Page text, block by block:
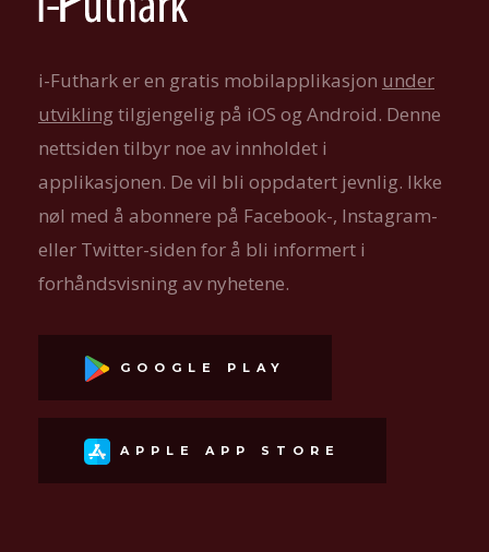
i-Futhark er en gratis mobilapplikasjon under
utviklingtilgjengelig på iOS og Android. Denne
nettsiden tilbyr noe av innholdet i
applikasjonen. De vil bli oppdatert jevnlig. Ikke
nøl med å abonnere på Facebook-, Instagram-
eller Twitter-siden for å bli informert i
forhåndsvisning av nyhetene.
GOOGLE PLAY
APPLE APP STORE